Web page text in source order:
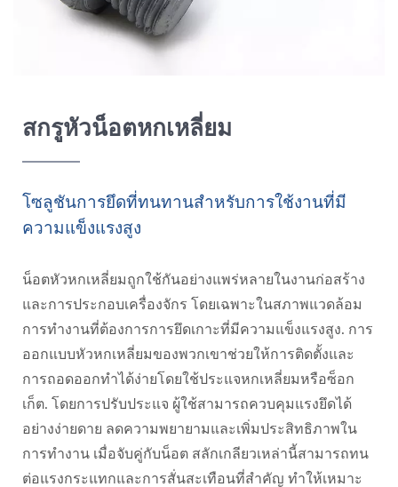
สกรูหัวน็อตหกเหลี่ยม
โซลูชันการยึดที่ทนทานสำหรับการใช้งานที่มี
ความแข็งแรงสูง
น็อตหัวหกเหลี่ยมถูกใช้กันอย่างแพร่หลายในงานก่อสร้าง
และการประกอบเครื่องจักร โดยเฉพาะในสภาพแวดล้อม
การทำงานที่ต้องการการยึดเกาะที่มีความแข็งแรงสูง. การ
ออกแบบหัวหกเหลี่ยมของพวกเขาช่วยให้การติดตั้งและ
การถอดออกทำได้ง่ายโดยใช้ประแจหกเหลี่ยมหรือซ็อก
เก็ต. โดยการปรับประแจ ผู้ใช้สามารถควบคุมแรงยึดได้
อย่างง่ายดาย ลดความพยายามและเพิ่มประสิทธิภาพใน
การทำงาน เมื่อจับคู่กับน็อต สลักเกลียวเหล่านี้สามารถทน
ต่อแรงกระแทกและการสั่นสะเทือนที่สำคัญ ทำให้เหมาะ